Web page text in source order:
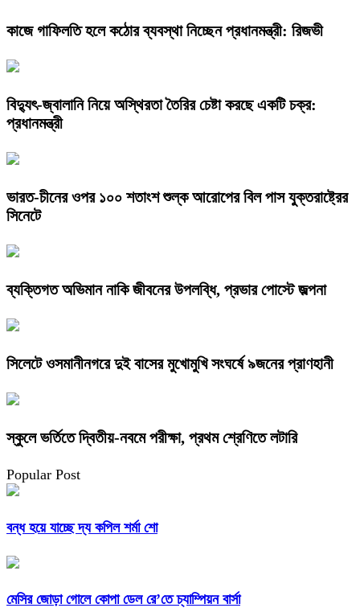
কাজে গাফিলতি হলে কঠোর ব্যবস্থা নিচ্ছেন প্রধানমন্ত্রী: রিজভী
বিদ্যুৎ-জ্বালানি নিয়ে অস্থিরতা তৈরির চেষ্টা করছে একটি চক্র:
প্রধানমন্ত্রী
ভারত-চীনের ওপর ১০০ শতাংশ শুল্ক আরোপের বিল পাস যুক্তরাষ্ট্রের
সিনেটে
ব্যক্তিগত অভিমান নাকি জীবনের উপলব্ধি, প্রভার পোস্টে জল্পনা
সিলেটে ওসমানীনগরে দুই বাসের মুখোমুখি সংঘর্ষে ৯জনের প্রাণহানী
স্কুলে ভর্তিতে দ্বিতীয়-নবমে পরীক্ষা, প্রথম শ্রেণিতে লটারি
Popular Post
বন্ধ হয়ে যাচ্ছে দ্য কপিল শর্মা শো
মেসির জোড়া গোলে কোপা ডেল রে’তে চ্যাম্পিয়ন বার্সা